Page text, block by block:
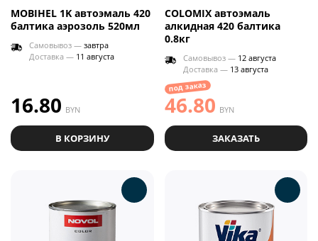
MOBIHEL 1K автоэмаль 420
балтика аэрозоль 520мл
Самовывоз — завтра
Доставка — 11 августа
16.80 BYN
В КОРЗИНУ
COLOMIX автоэмаль
алкидная 420 балтика
0.8кг
Самовывоз — 12 августа
Доставка — 13 августа
под заказ
46.80 BYN
ЗАКАЗАТЬ